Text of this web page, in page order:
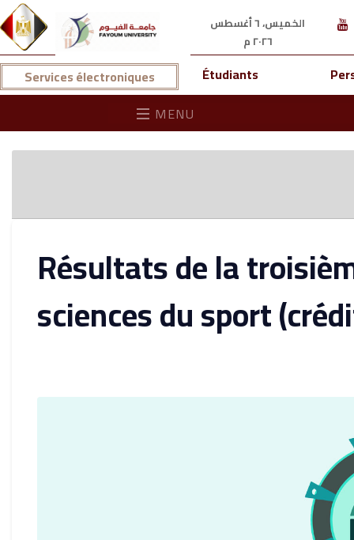
الخميس، ٦ أغسطس
٢٠٢٦ م
Services électroniques Étudiants
MENU
Résultats de la
sciences du sport